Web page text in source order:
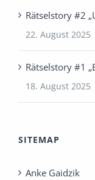
Rätselstory #2
22. August 2025
Rätselstory #1
18. August 2025
SITEMAP
Anke Gaidzik